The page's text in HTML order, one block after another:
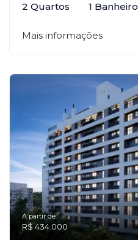
2 Quartos 1 Banheiro
Mais informações
A partir de:
R$ 434.000